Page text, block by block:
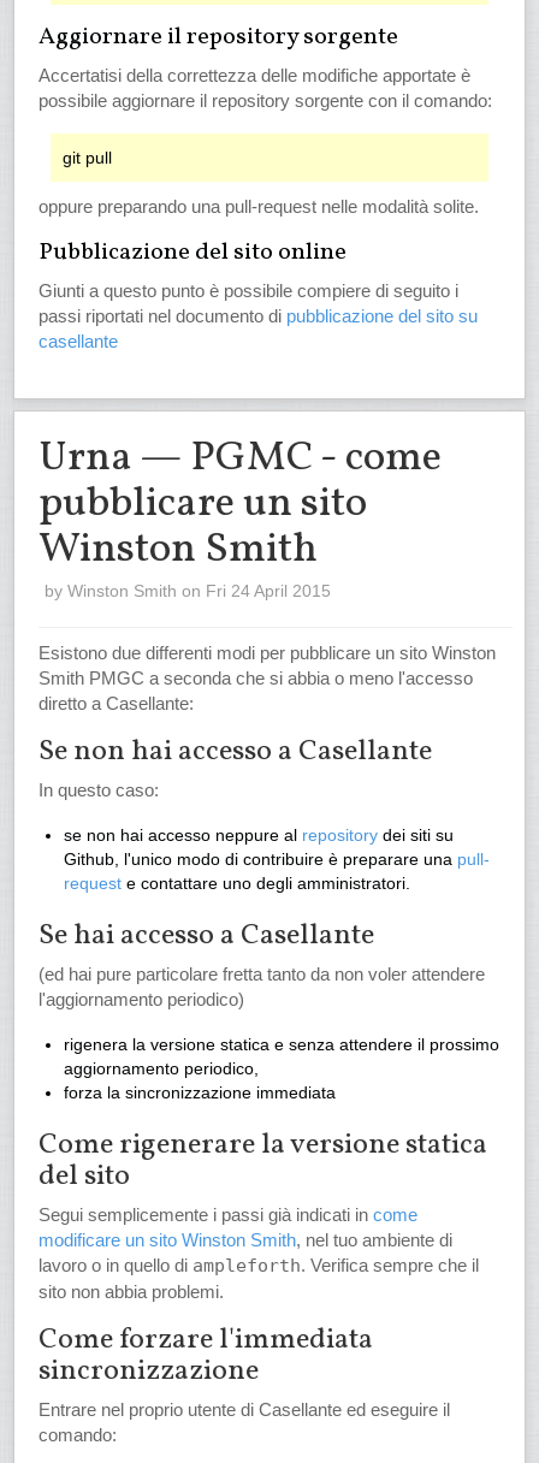
Aggiornare il repository sorgente
Accertatisi della correttezza delle modifiche apportate è
possibile aggiornare il repository sorgente con il comando:
oppure preparando una pull-request nelle modalità solite.
Pubblicazione del sito online
Giunti a questo punto è possibile compiere di seguito i
passi riportati nel documento di pubblicazione del sito su
casellante
Urna — PGMC - come
pubblicare un sito
Winston Smith
byWinston Smith on Fri 24 April 2015
Esistono due differenti modi per pubblicare un sito Winston
Smith PMGC a seconda che si abbia o meno l'accesso
diretto a Casellante:
Se non hai accesso a Casellante
In questo caso:
se non hai accesso neppure al repository dei siti su
Github, l'unico modo di contribuire è preparare una pull-
request e contattare uno degli amministratori.
Se hai accesso a Casellante
(ed hai pure particolare fretta tanto da non voler attendere
l'aggiornamento periodico)
rigenera la versione statica e senza attendere il prossimo
aggiornamento periodico,
forza la sincronizzazione immediata
Come rigenerare la versione statica
del sito
Segui semplicemente i passi già indicati income
modificare un sito Winston Smith, nel tuo ambiente di
lavoro o in quello di ampleforth. Verifica sempre che il
sito non abbia problemi.
Come forzare l'immediata
sincronizzazione
Entrare nel proprio utente di Casellante ed eseguire il
comando: